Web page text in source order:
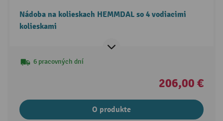
Nádoba na kolieskach HEMMDAL so 4 vodiacimi
kolieskami
6 pracovných dní
206,00 €
O produkte